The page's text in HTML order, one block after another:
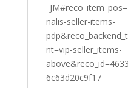
nalis-seller-items-
nt=vip-seller_items-
6c63d20c9f17